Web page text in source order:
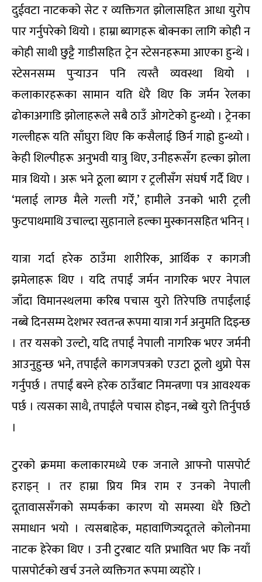
दुईवटा नाटकको सेट र व्यक्तिगत झोलासहित आधा युरोप
पार गर्नुपरेको थियो । हाम्रा ब्यागहरू बोक्नका लागि कोही न
कोही साथी छुट्टै गाडीसहित ट्रेन स्टेसनहरूमा आएका हुन्थे ।
स्टेसनसम्म पुर्‍याउन पनि त्यस्तै व्यवस्था थियो ।
कलाकारहरूका सामान यति धेरै थिए कि जर्मन रेलका
ढोकाअगाडि झोलाहरूले सबै ठाउँ ओगटेको हुन्थ्यो । ट्रेनका
गल्लीहरू यति साँघुरा थिए कि कसैलाई छिर्न गाह्रो हुन्थ्यो ।
केही शिल्पीहरू अनुभवी यात्रु थिए, उनीहरूसँग हल्का झोला
मात्र थियो । अरू भने ठूला ब्याग र ट्रलीसँग संघर्ष गर्दै थिए ।
‘मलाई लाग्छ मैले गल्ती गरेँ,’ हामीले उनको भारी ट्रली
फुटपाथमाथि उचाल्दा सुहानाले हल्का मुस्कानसहित भनिन् ।
यात्रा गर्दा हरेक ठाउँमा शारीरिक, आर्थिक र कागजी
झमेलाहरू थिए । यदि तपाईं जर्मन नागरिक भएर नेपाल
जाँदा विमानस्थलमा करिब पचास युरो तिरेपछि तपाईंलाई
नब्बे दिनसम्म देशभर स्वतन्त्र रूपमा यात्रा गर्न अनुमति दिइन्छ
। तर यसको उल्टो, यदि तपाईं नेपाली नागरिक भएर जर्मनी
आउनुहुन्छ भने, तपाईंले कागजपत्रको एउटा ठूलो थुप्रो पेस
गर्नुपर्छ । तपाईं बस्ने हरेक ठाउँबाट निमन्त्रणा पत्र आवश्यक
पर्छ । त्यसका साथै, तपाईंले पचास होइन, नब्बे युरो तिर्नुपर्छ
।
टुरको क्रममा कलाकारमध्ये एक जनाले आफ्नो पासपोर्ट
हराइन् । तर हाम्रा प्रिय मित्र राम र उनको नेपाली
दूतावाससँगको सम्पर्कका कारण यो समस्या धेरै छिटो
समाधान भयो । त्यसबाहेक, महावाणिज्यदूतले कोलोनमा
नाटक हेरेका थिए । उनी टुरबाट यति प्रभावित भए कि नयाँ
पासपोर्टको खर्च उनले व्यक्तिगत रूपमा व्यहोरे ।